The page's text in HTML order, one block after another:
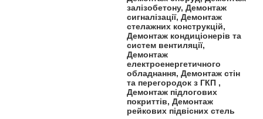
залізобетону, Демонтаж
сигналізації, Демонтаж
стелажних конструкцій,
Демонтаж кондиціонерів та
систем вентиляції,
Демонтаж
електроенергетичного
обладнання, Демонтаж стін
та перегородок з ГКП ,
Демонтаж підлогових
покриттів, Демонтаж
рейкових підвісних стель